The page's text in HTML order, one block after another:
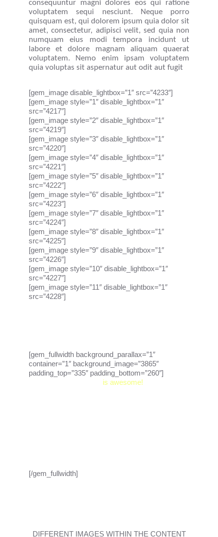
consequuntur magni dolores eos qui ratione
voluptatem sequi nesciunt. Neque porro
quisquam est, qui dolorem ipsum quia dolor sit
amet, consectetur, adipisci velit, sed quia non
numquam eius modi tempora incidunt ut
labore et dolore magnam aliquam quaerat
voluptatem. Nemo enim ipsam voluptatem
quia voluptas sit aspernatur aut odit aut fugit
[gem_image disable_lightbox=”1″ src=”4233″]
[gem_image style=”1″ disable_lightbox=”1″
src=”4217″]
[gem_image style=”2″ disable_lightbox=”1″
src=”4219″]
[gem_image style=”3″ disable_lightbox=”1″
src=”4220″]
[gem_image style=”4″ disable_lightbox=”1″
src=”4221″]
[gem_image style=”5″ disable_lightbox=”1″
src=”4222″]
[gem_image style=”6″ disable_lightbox=”1″
src=”4223″]
[gem_image style=”7″ disable_lightbox=”1″
src=”4224″]
[gem_image style=”8″ disable_lightbox=”1″
src=”4225″]
[gem_image style=”9″ disable_lightbox=”1″
src=”4226″]
[gem_image style=”10″ disable_lightbox=”1″
src=”4227″]
[gem_image style=”11″ disable_lightbox=”1″
src=”4228″]
[gem_fullwidth background_parallax=”1″
container=”1″ background_image=”3865″
padding_top=”335″ padding_bottom=”260″]
is awesome!
[/gem_fullwidth]
DIFFERENT IMAGESWITHIN THE CONTENT